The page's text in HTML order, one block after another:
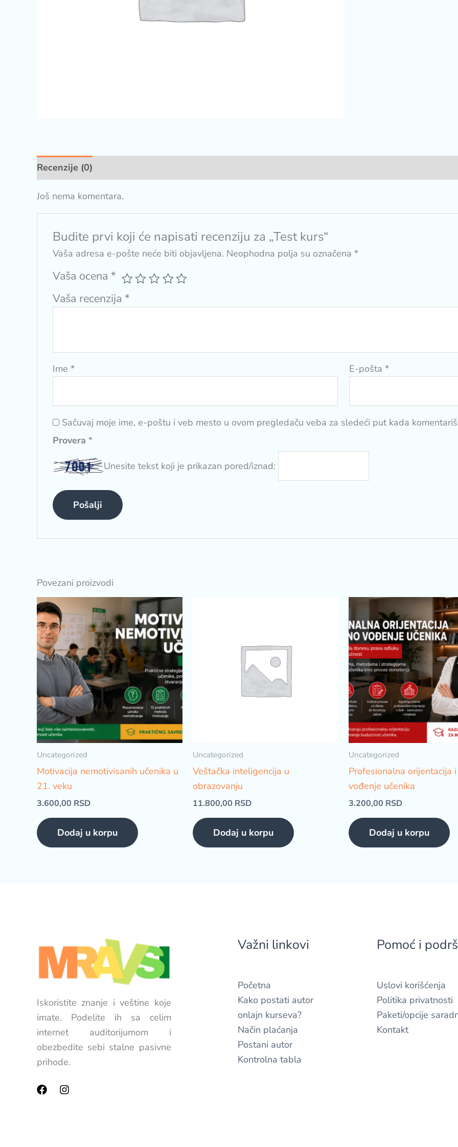
Recenzije (0)
Još nema komentara.
Budite prvi koji će napisati recenziju za „Test kurs“
Vaša adresa e-pošte neće biti objavljena. Neophodna polja su označena*
Vaša ocena*
Vaša recenzija*
Ime* E-pošta*
Sačuvaj moje ime, e-poštu i veb mesto u ovom pregledaču veba za sledeći put kada
Provera*
Unesite tekst koji je prikazan pored/iznad:
Povezani proizvodi
Uncategorized
Motivacija nemotivisanih učenika u
21. veku
3.600,00 RSD
Dodaj u korpu
Uncategorized
Veštačka inteligencija u
obrazovanju
11.800,00 RSD
Dodaj u korpu
Uncategorized
Profesionalna orijentacija
vođenje učenika
3.200,00 RSD
Dodaj u korpu
Iskoristite znanje i veštine koje
imate. Podelite ih sa celim
internet auditorijumom i
obezbedite sebi stalne pasivne
prihode.
Važni linkovi
Početna
Kako postati autor
onlajn kurseva?
Način plaćanja
Postani autor
Kontrolna tabla
Pomoć i
Uslovi korišćenja
Politika privatnosti
Paketi/opcije
Kontakt